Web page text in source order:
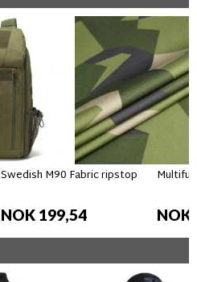
Swedish M90 Fabric ripstop
NOK 199,54 NOK